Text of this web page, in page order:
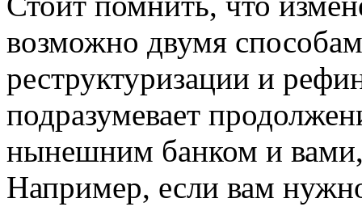
возможно двумя
реструктуризации и
подразумевает
нынешним банком и
Например, если вам